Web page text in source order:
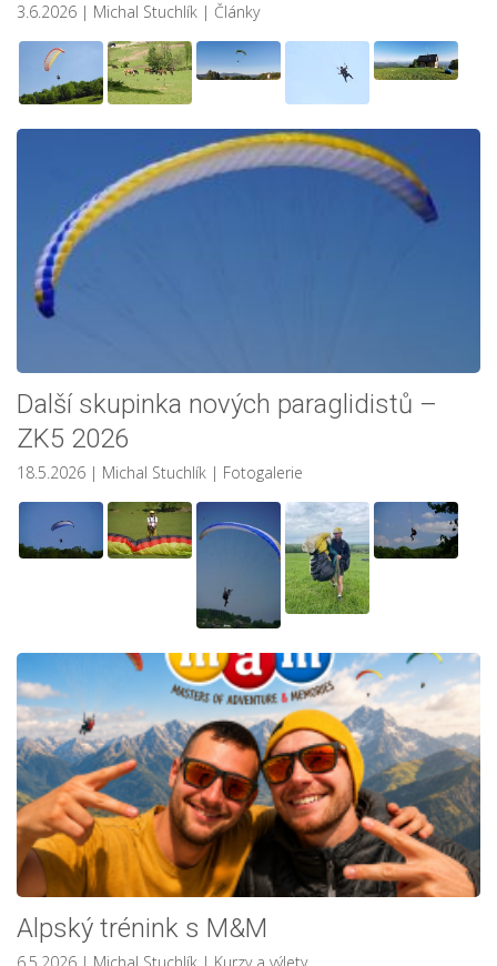
3.6.2026 | Michal Stuchlík | Články
Další skupinka nových paraglidistů –
ZK5 2026
18.5.2026 | Michal Stuchlík | Fotogalerie
Alpský trénink s M&M